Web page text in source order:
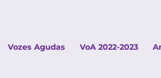
Vozes Agudas VoA 2022-2023